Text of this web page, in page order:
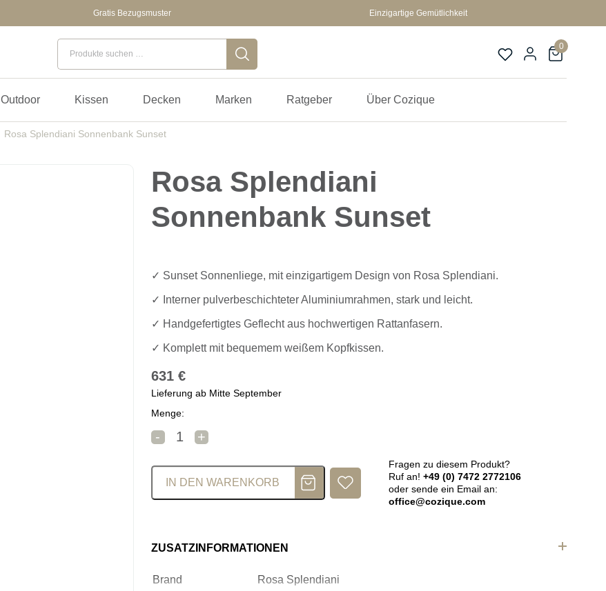
Gratis Bezugsmuster Einzigartige Gemütlichkeit
Outdoor Kissen Decken Marken Ratgeber Über Cozique
0
Rosa Splendiani Sonnenbank Sunset
Rosa Splendiani
Sonnenbank Sunset
✓ Sunset Sonnenliege, mit einzigartigem Design von Rosa Splendiani.
✓ Interner pulverbeschichteter Aluminiumrahmen, stark und leicht.
✓ Handgefertigtes Geflecht aus hochwertigen Rattanfasern.
✓ Komplett mit bequemem weißem Kopfkissen.
631 €
Lieferung ab Mitte September
Menge:
-
Rosa Splendiani Sonnenbank Sunset Menge
+
IN DEN WARENKORB
Fragen zu diesem Produkt?
Ruf an! +49 (0) 7472 2772106
oder sende ein Email an:
office@cozique.com
ZUSATZINFORMATIONEN
Brand Rosa Splendiani